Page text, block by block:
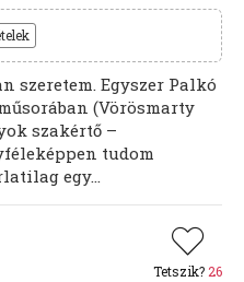
szeretem. Egyszer Palkó
(Vörösmarty
szakértő –
tudom
egy...
Tetszik?26